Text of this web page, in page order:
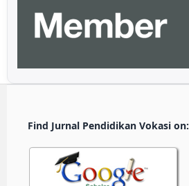
Find Jurnal Pendidikan Vokasi on: